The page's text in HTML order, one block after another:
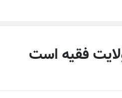
فقیه است